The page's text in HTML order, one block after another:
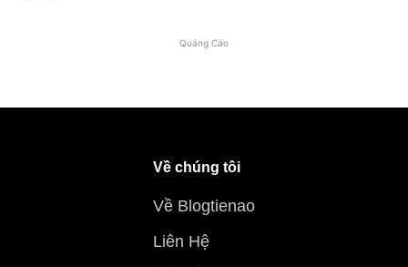
Quảng Cáo
Về chúng tôi
Về Blogtienao
Liên Hệ